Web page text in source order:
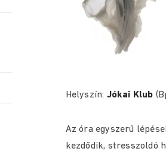
Helyszín: Jókai Klub
Az óra egyszerű
kezdődik, stresszoldó